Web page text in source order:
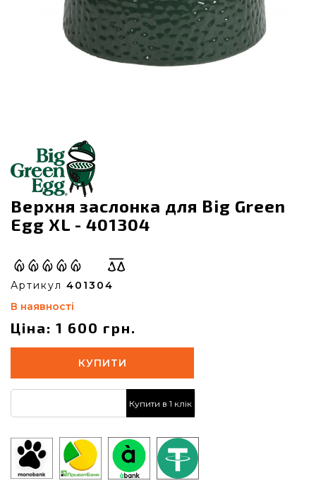
Верхня заслонка для Big Green
Egg XL - 401304
Артикул 401304
В наявності
Ціна: 1 600 грн.
КУПИТИ
Купити в 1 клік